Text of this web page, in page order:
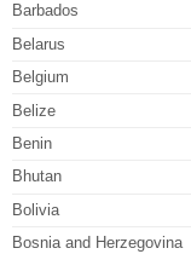
Barbados
Belarus
Belgium
Belize
Benin
Bhutan
Bolivia
Bosnia and Herzegovina